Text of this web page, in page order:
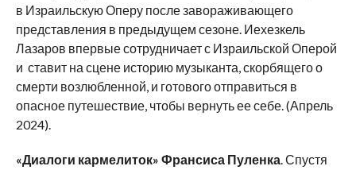
в Израильскую Оперу после завораживающего
представления в предыдущем сезоне. Иехезкель
Лазаров впервые сотрудничает с Израильской Оперой
и ставит на сцене историю музыканта, скорбящего о
смерти возлюбленной, и готового отправиться в
опасное путешествие, чтобы вернуть ее себе. (Апрель
2024).
«Диалоги кармелиток» Франсиса Пуленка. Спустя